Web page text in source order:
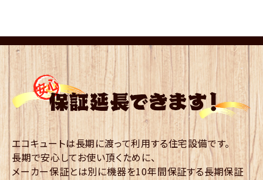
エコキュートは長期に渡って利用する住宅設備です。
長期で安心してお使い頂くために、
メーカー保証とは別に機器を10年間保証する長期保証